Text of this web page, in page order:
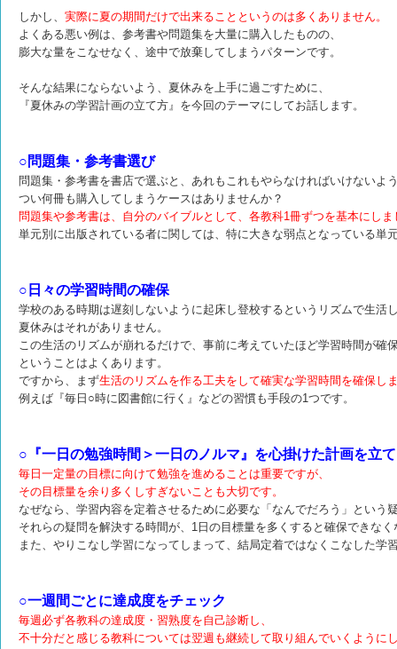
しかし、 実際に夏の期間だけで出来ることというのは多くありません。
よくある悪い例は、参考書や問題集を大量に購入したものの、
膨大な量をこなせなく、途中で放棄してしまうパターンです。
そんな結果にならないよう、夏休みを上手に過ごすために、
『夏休みの学習計画の立て方』を今回のテーマにしてお話します。
○問題集・参考書選び
問題集・参考書を書店で選ぶと、あれもこれもやらなければいけないよ
つい何冊も購入してしまうケースはありませんか？
問題集や参考書は、自分のバイブルとして、各教科1冊ずつを基本にしま
単元別に出版されている者に関しては、特に大きな弱点となっている単
○日々の学習時間の確保
学校のある時期は遅刻しないように起床し登校するというリズムで生活
夏休みはそれがありません。
この生活のリズムが崩れるだけで、事前に考えていたほど学習時間が確
ということはよくあります。
ですから、まず生活のリズムを作る工夫をして確実な学習時間を確保し
例えば『毎日○時に図書館に行く』などの習慣も手段の1つです。
○『一日の勉強時間＞一日のノルマ』を心掛けた計画を立
毎日一定量の目標に向けて勉強を進めることは重要ですが、
その目標量を余り多くしすぎないことも大切です。
なぜなら、学習内容を定着させるために必要な「なんでだろう」という
それらの疑問を解決する時間が、1日の目標量を多くすると確保できなく
また、やりこなし学習になってしまって、結局定着ではなくこなした学
○一週間ごとに達成度をチェック
毎週必ず各教科の達成度・習熟度を自己診断し、
不十分だと感じる教科については翌週も継続して取り組んでいくように